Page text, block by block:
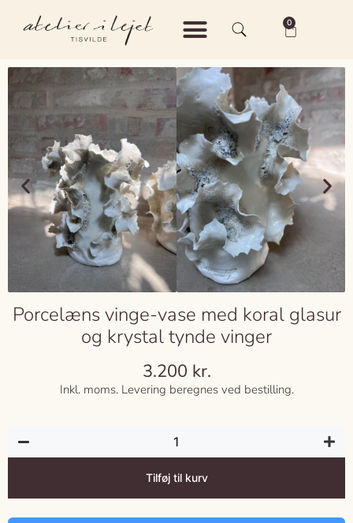
0
Porcelæns vinge-vase med koral glasur
og krystal tynde vinger
3.200 kr.
Inkl. moms. Levering beregnes ved bestilling.
Tilføj til kurv